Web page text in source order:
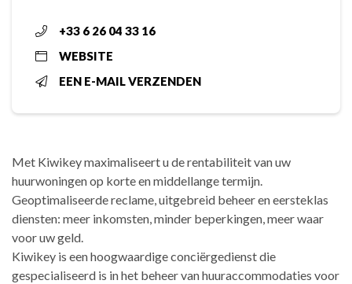
+33 6 26 04 33 16
WEBSITE
EEN E-MAIL VERZENDEN
Met Kiwikey maximaliseert u de rentabiliteit van uw
huurwoningen op korte en middellange termijn.
Geoptimaliseerde reclame, uitgebreid beheer en eersteklas
diensten: meer inkomsten, minder beperkingen, meer waar
voor uw geld.
Kiwikey is een hoogwaardige conciërgedienst die
gespecialiseerd is in het beheer van huuraccommodaties voor